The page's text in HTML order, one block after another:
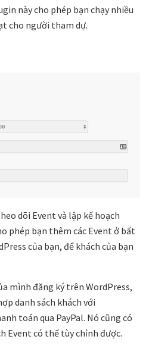
này cho phép bạn chạy nhiều
cho người tham dự.
dõi Event và lập kế hoạch
phép bạn thêm các Event ở bất
của bạn, để khách của bạn
mình đăng ký trên WordPress,
danh sách khách với
toán qua PayPal. Nó cũng có
Event có thể tùy chỉnh được.